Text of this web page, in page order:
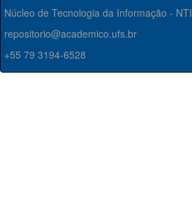
Núcleo de Tecnologia da Informação - NTI
repositorio@academico.ufs.br
+55 79 3194-6528